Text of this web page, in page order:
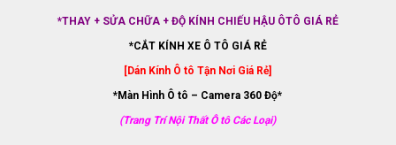
*THAY + SỬA CHỮA + ĐỘ KÍNH CHIẾU HẬU ÔTÔ GIÁ RẺ
*CẮT KÍNH XE Ô TÔ GIÁ RẺ
[Dán Kính Ô tô Tận Nơi Giá Rẻ]
*Màn Hình Ô tô – Camera 360 Độ*
(Trang Trí Nội Thất Ô tô Các Loại)